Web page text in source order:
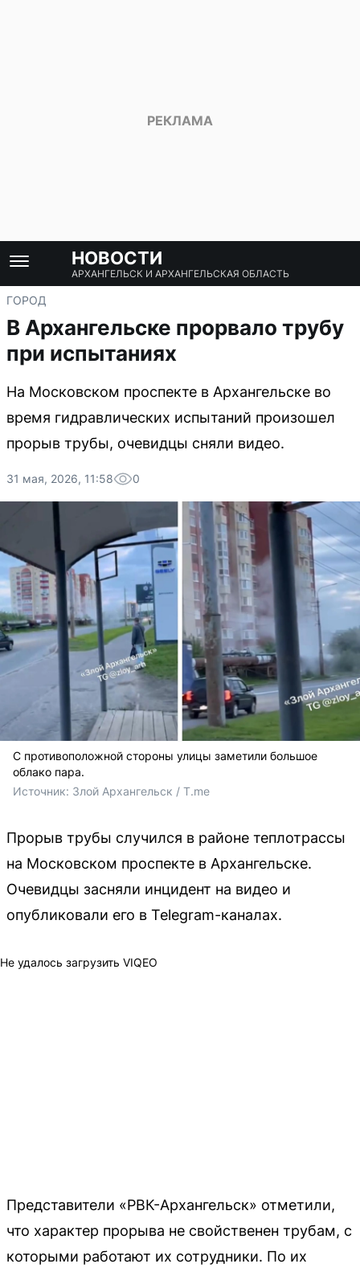
НОВОСТИ
АРХАНГЕЛЬСК И АРХАНГЕЛЬСКАЯ ОБЛАСТЬ
ГОРОД
В Архангельске прорвало трубу
при испытаниях
На Московском проспекте в Архангельске во
время гидравлических испытаний произошел
прорыв трубы, очевидцы сняли видео.
31 мая, 2026, 11:58 0
С противоположной стороны улицы заметили большое
облако пара.
Источник: Злой Архангельск / T.me
Прорыв трубы случился в районе теплотрассы
на Московском проспекте в Архангельске.
Очевидцы засняли инцидент на видео и
опубликовали его в Telegram-каналах.
Не удалось загрузить VIQEO
Представители «РВК-Архангельск» отметили,
что характер прорыва не свойственен трубам, с
которыми работают их сотрудники. По их